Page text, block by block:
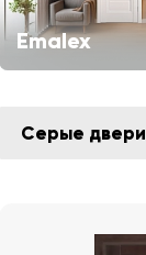
Emalex
Серые двери